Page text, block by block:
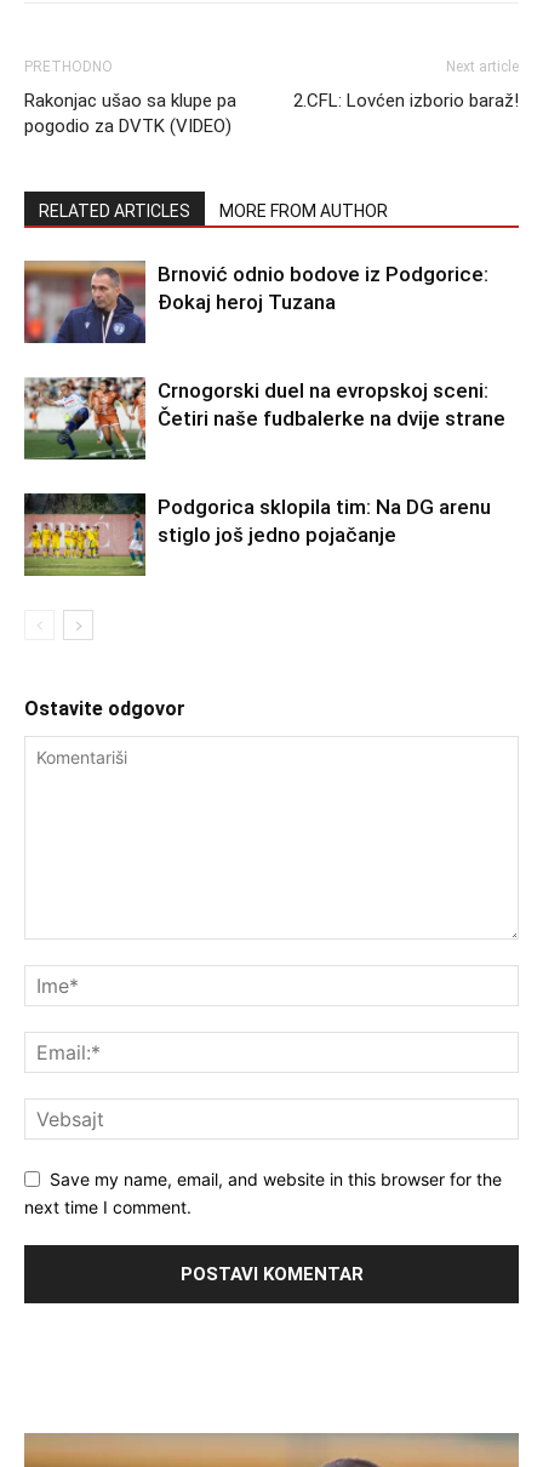
PRETHODNO
Rakonjac ušao sa klupe pa
pogodio za DVTK (VIDEO)
Next article
2.CFL: Lovćen izborio baraž!
RELATED ARTICLES MORE FROM AUTHOR
Brnović odnio bodove iz Podgorice:
Đokaj heroj Tuzana
Crnogorski duel na evropskoj sceni:
Četiri naše fudbalerke na dvije strane
Podgorica sklopila tim: Na DG arenu
stiglo još jedno pojačanje
Ostavite odgovor
Save my name, email, and website in this browser for the
next time I comment.